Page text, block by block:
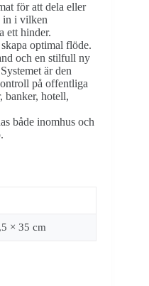
för att dela eller
in i vilken
ett hinder.
optimal flöde.
och en stilfull ny
är den
på offentliga
banker, hotell,
både inomhus och
× 35 cm